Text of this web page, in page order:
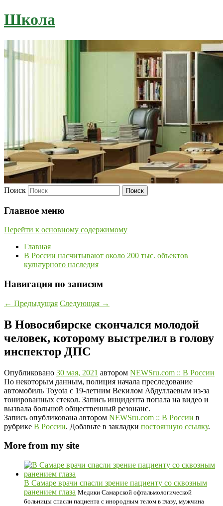
Школа
Поиск
Главное меню
Перейти к основному содержимому
Главная
В России насчитывают около 200 тыс. объектов
культурного наследия
Навигация по записям
← Предыдущая Следующая →
В Новосибирске скончался молодой
человек, которому выстрелил в голову
инспектор ДПС
Опубликовано 30 мая, 2021 автором NEWSru.com :: В России
По некоторым данным, полиция начала преследование
автомобиль Toyota с 19-летним Векилом Абдуллаевым из-за
тонированных стекол. Запись инцидента попала на видео и
вызвала большой общественный резонанс.
Запись опубликована автором NEWSru.com :: В России в
рубрике В России. Добавьте в закладки постоянную ссылку.
More from my site
В Самаре врачи спасли зрение пациенту со сквозным
ранением глаза Медики Самарской офтальмологической
больницы спасли пациента с инородным телом в глазу, мужчина